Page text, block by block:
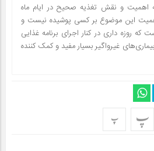
به اهمیت و نقش تغذیه صحیح در ایام ماه
این موضوع بر کسی پوشیده نیست و
که روزه‌ داری در کنار اجرای برنامه غذایی
غیرواگیر بسیار مفید و کمک کننده
پ پ